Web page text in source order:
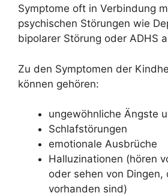
Symptome oft in Verbindung
psychischen Störungen wie
bipolarer Störung oder ADHS
Zu den Symptomen der
können gehören:
ungewöhnliche Ängste
Schlafstörungen
emotionale Ausbrüche
Halluzinationen (hören
oder sehen von Dingen,
vorhanden sind)